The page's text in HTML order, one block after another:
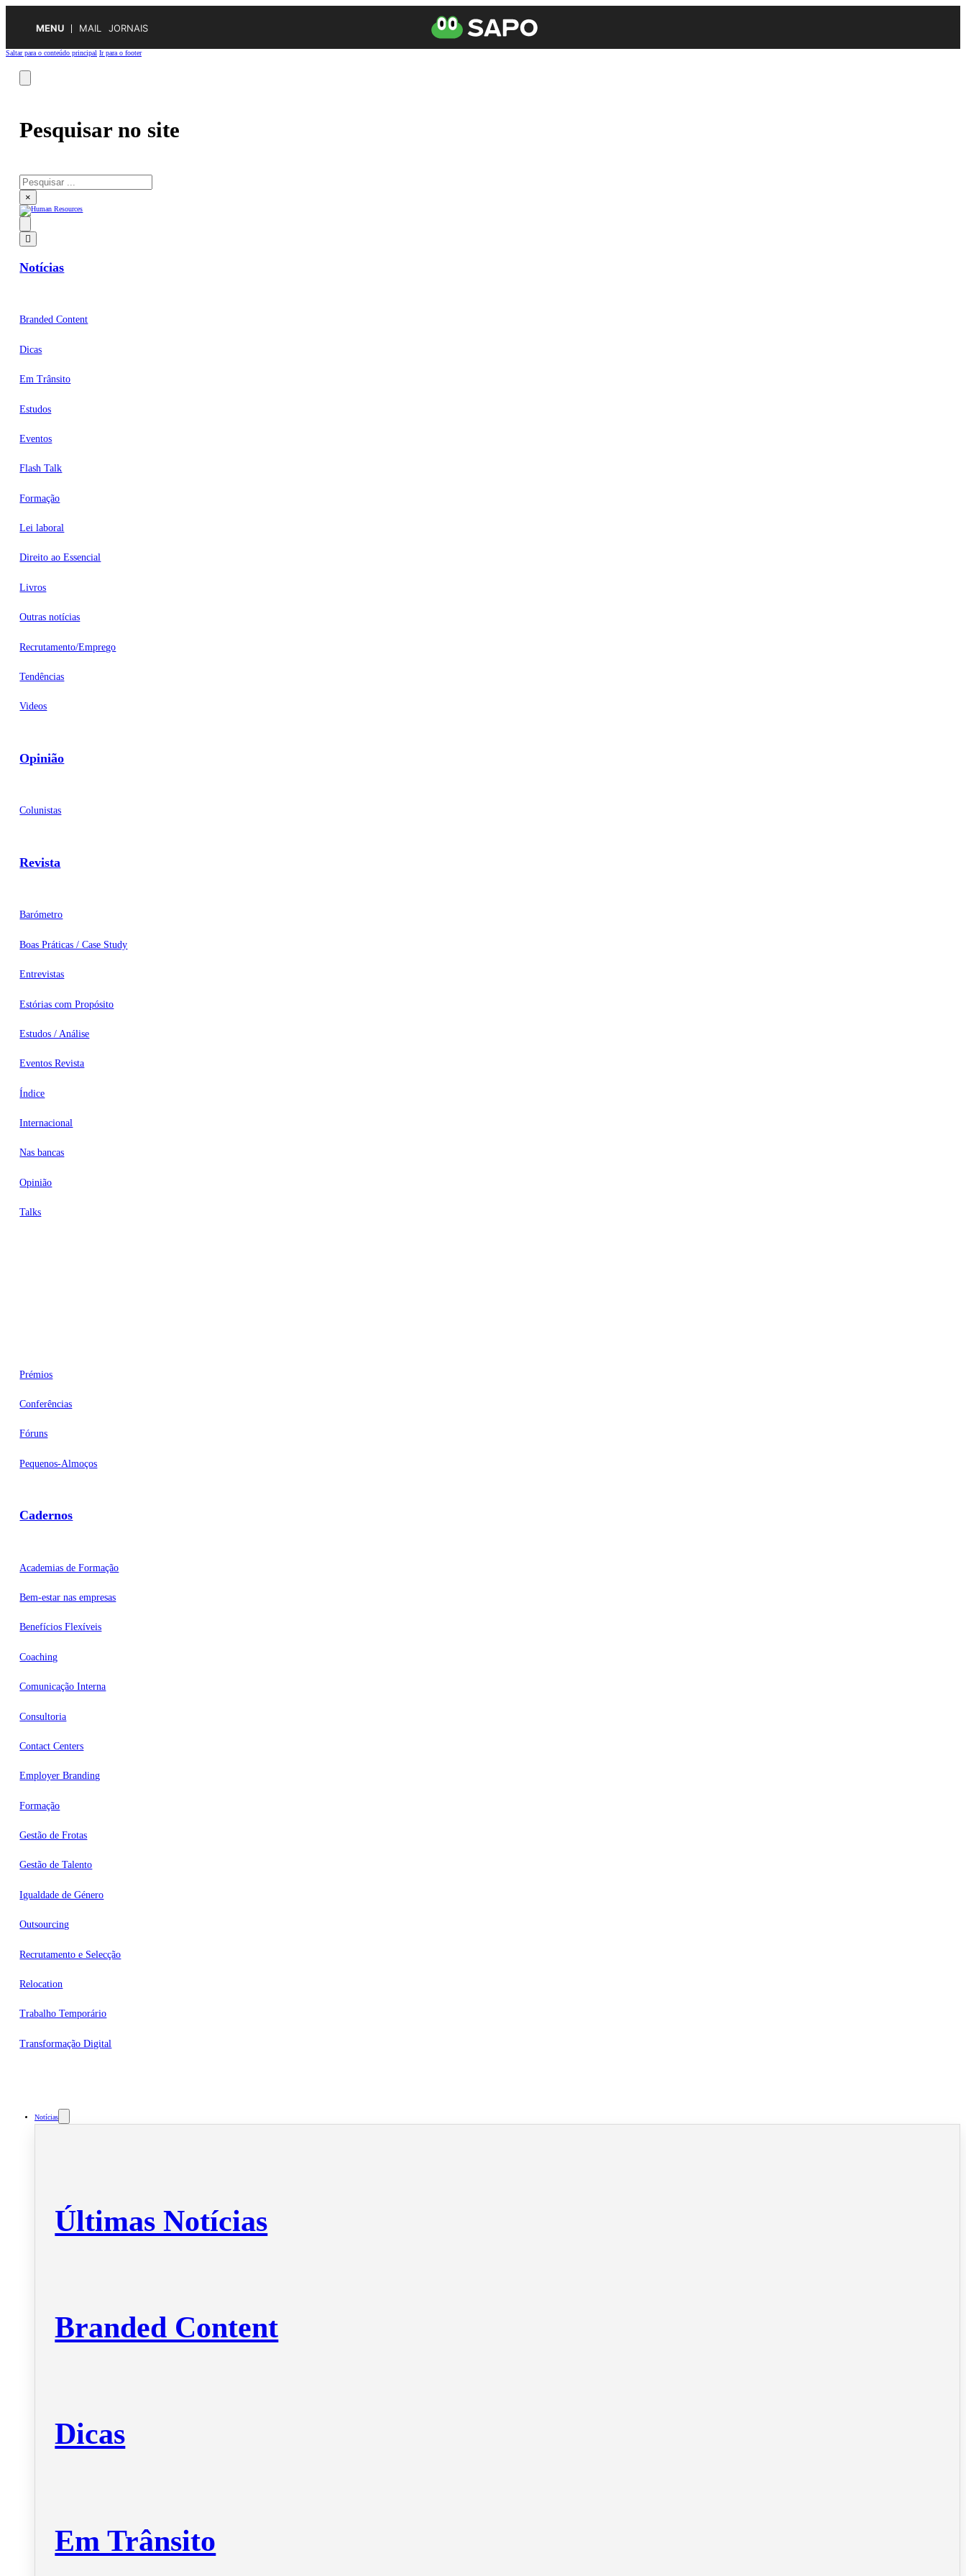
MENU MAIL JORNAIS
Saltar para o conteúdo principal Ir para o footer
Pesquisar no site
Pesquisar
×
Notícias
Branded Content
Dicas
Em Trânsito
Estudos
Eventos
Flash Talk
Formação
Lei laboral
Direito ao Essencial
Livros
Outras notícias
Recrutamento/Emprego
Tendências
Videos
Opinião
Colunistas
Revista
Barómetro
Boas Práticas / Case Study
Entrevistas
Estórias com Propósito
Estudos / Análise
Eventos Revista
Índice
Internacional
Nas bancas
Opinião
Talks
Prémios
Conferências
Fóruns
Pequenos-Almoços
Cadernos
Academias de Formação
Bem-estar nas empresas
Benefícios Flexíveis
Coaching
Comunicação Interna
Consultoria
Contact Centers
Employer Branding
Formação
Gestão de Frotas
Gestão de Talento
Igualdade de Género
Outsourcing
Recrutamento e Selecção
Relocation
Trabalho Temporário
Transformação Digital
Notícias
Últimas Notícias
Branded Content
Dicas
Em Trânsito